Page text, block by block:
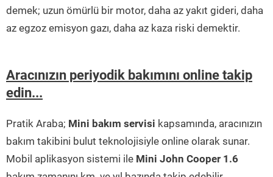
demek; uzun ömürlü bir motor, daha az yakıt gideri, daha
az egzoz emisyon gazı, daha az kaza riski demektir.
Aracınızın periyodik bakımını online takip
edin...
Pratik Araba; Mini bakım servisi kapsamında, aracınızın
bakım takibini bulut teknolojisiyle online olarak sunar.
Mobil aplikasyon sistemi ile Mini John Cooper 1.6